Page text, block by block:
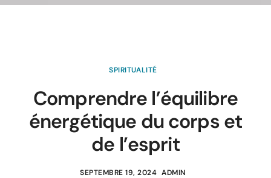
SPIRITUALITÉ
Comprendre l’équilibre
énergétique du corps et
de l’esprit
SEPTEMBRE 19, 2024 ADMIN